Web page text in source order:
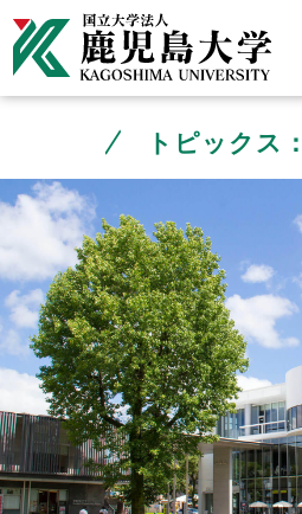
トピックス